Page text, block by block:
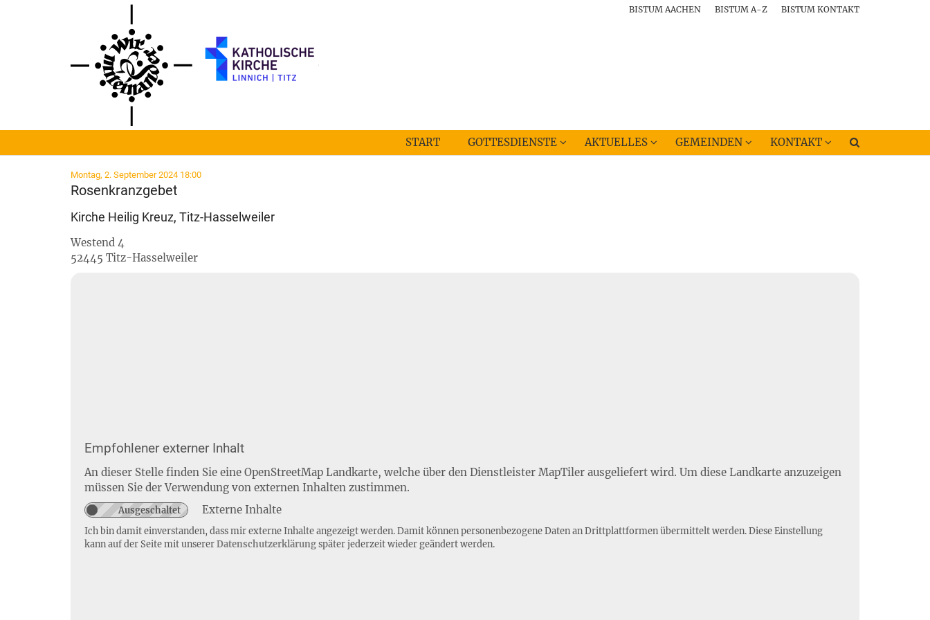
BISTUM AACHEN BISTUM A-Z BISTUM KONTAKT
START GOTTESDIENSTE AKTUELLES GEMEINDEN KONTAKT
Montag, 2. September 2024 18:00:
Rosenkranzgebet
Kirche Heilig Kreuz, Titz-Hasselweiler
Westend 4
52445 Titz-Hasselweiler
Empfohlener externer Inhalt
An dieser Stelle finden Sie eine OpenStreetMap Landkarte, welche über den Dienstleister MapTiler ausgeliefert wird. Um diese Landkarte anzuzeigen
müssen Sie der Verwendung von externen Inhalten zustimmen.
Externe Inhalte
Ich bin damit einverstanden, dass mir externe Inhalte angezeigt werden. Damit können personenbezogene Daten an Drittplattformen übermittelt werden. Diese Einstellung
kann auf der Seite mit unsererDatenschutzerklärungspäter jederzeit wieder geändert werden.